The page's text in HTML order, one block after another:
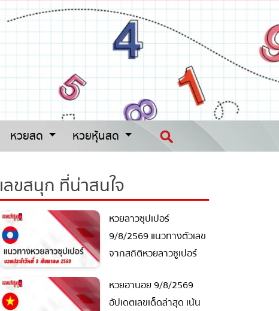
หวยสด หวยหุ้นสด
เลขสนุก ที่น่าสนใจ
หวยลาวซุปเปอร์
9/8/2569 แนวทางตัวเลข
จากสถิติหวยลาวซูเปอร์
หวยฮานอย 9/8/2569
อัปเดตเลขเด็ดล่าสุด เน้น